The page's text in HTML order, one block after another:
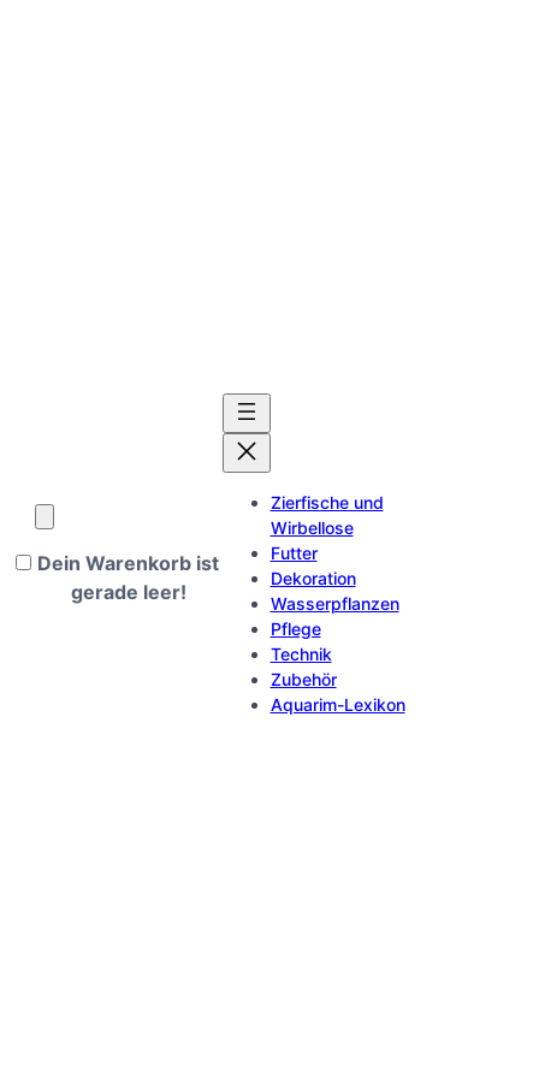
Dein Warenkorb ist
gerade leer!
Zierfische und
Wirbellose
Futter
Dekoration
Wasserpflanzen
Pflege
Technik
Zubehör
Aquarim-Lexikon